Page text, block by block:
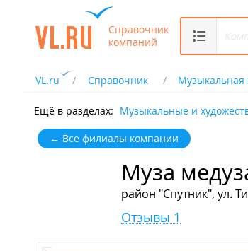
Справочник
компаний
VL.ru Справочник Музыкальная
Ещё в разделах: Музыкальные и
← Все филиалы компании
Муза
район "Спутник", ул.
Отзывы 1